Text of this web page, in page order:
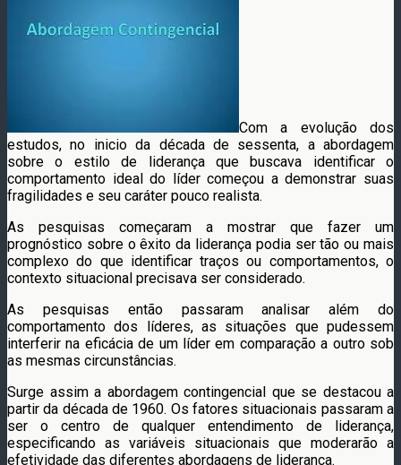
Com a evolução dos
estudos, no inicio da década de sessenta, a abordagem
sobre o estilo de liderança que buscava identificar o
comportamento ideal do líder começou a demonstrar suas
fragilidades e seu caráter pouco realista.
As pesquisas começaram a mostrar que fazer um
prognóstico sobre o êxito da liderança podia ser tão ou mais
complexo do que identificar traços ou comportamentos, o
contexto situacional precisava ser considerado.
As pesquisas então passaram analisar além do
comportamento dos líderes, as situações que pudessem
interferir na eficácia de um líder em comparação a outro sob
as mesmas circunstâncias.
Surge assim a abordagem contingencial que se destacou a
partir da década de 1960. Os fatores situacionais passaram a
ser o centro de qualquer entendimento de liderança,
especificando as variáveis situacionais que moderarão a
efetividade das diferentes abordagens de liderança.